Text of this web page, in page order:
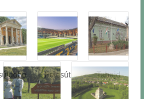
z
Felcsút Tabajd